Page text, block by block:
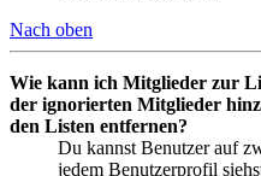
Nach oben
Wie kann ich Mitglieder zur
der ignorierten Mitglieder
den Listen entfernen?
Du kannst Benutzer auf
jedem Benutzerprofil